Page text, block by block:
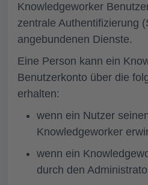
Knowledgeworker
zentrale Authentifizierung
angebundenen Dienste.
Eine Person kann ein
Benutzerkonto über die
erhalten:
wenn ein Nutzer
Knowledgeworker
wenn ein
durch den